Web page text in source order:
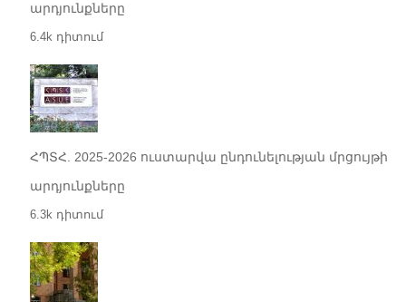
արդյունքները
6.4k դիտում
ՀՊՏՀ. 2025-2026 ուստարվա ընդունելության մրցույթի
արդյունքները
6.3k դիտում